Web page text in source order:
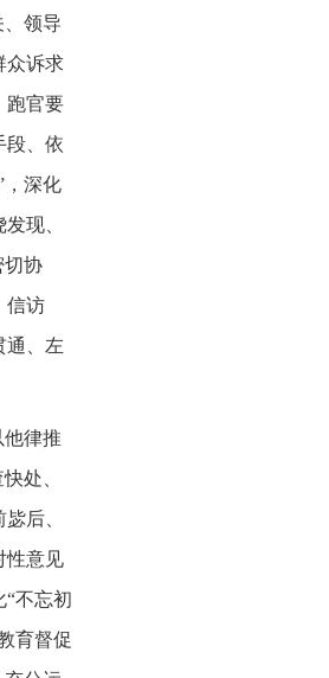
领导
众诉求
跑官要
段、依
，深化
现、
切协
信访
通、左
他律推
处、
后、
性意见
不忘初
育督促